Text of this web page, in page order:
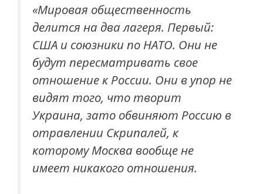
«Мировая общественность
делится на два лагеря. Первый:
США и союзники по НАТО. Они не
будут пересматривать свое
отношение к России. Они в упор не
видят того, что творит
Украина, зато обвиняют Россию в
отравлении Скрипалей, к
которому Москва вообще не
имеет никакого отношения.